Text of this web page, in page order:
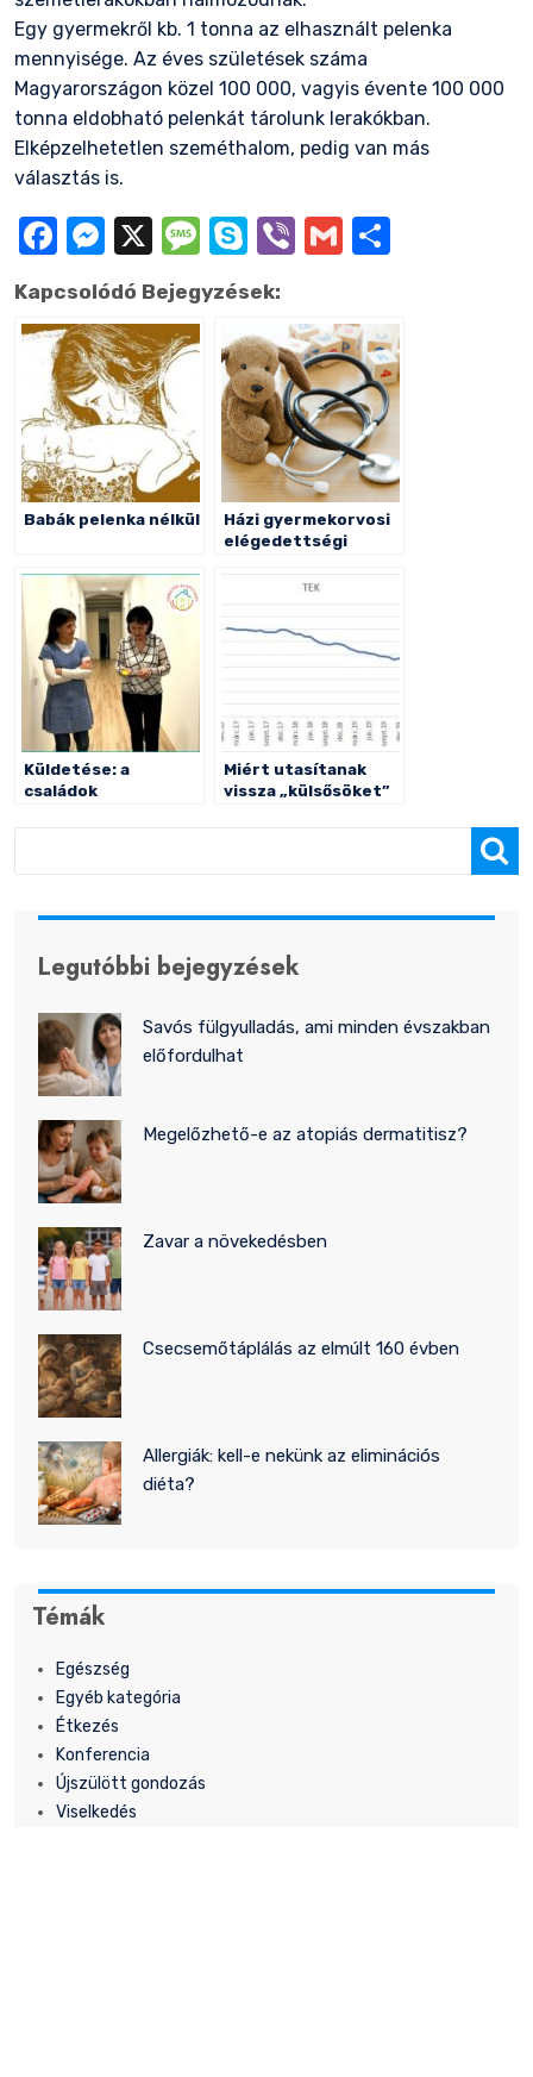
Egy gyermekről kb. 1 tonna az elhasznált pelenka
mennyisége. Az éves születések száma
Magyarországon közel 100 000, vagyis évente 100 000
tonna eldobható pelenkát tárolunk lerakókban.
Elképzelhetetlen szeméthalom, pedig van más
választás is.
Facebook
Messenger
X Message
Skype
ViberGmail
Kapcsolódó Bejegyzések:
Babák pelenka nélkül
Házi gyermekorvosi
elégedettségi
Küldetése: a
családok
Miért utasítanak
vissza „külsősöket”
orvosok?
Legutóbbi bejegyzések
Savós fülgyulladás, ami minden évszakban
előfordulhat
Megelőzhető-e az atopiás dermatitisz?
Zavar a növekedésben
Csecsemőtáplálás az elmúlt 160 évben
Allergiák: kell-e nekünk az eliminációs
diéta?
Témák
Egészség
Egyéb kategória
Étkezés
Konferencia
Újszülött gondozás
Viselkedés